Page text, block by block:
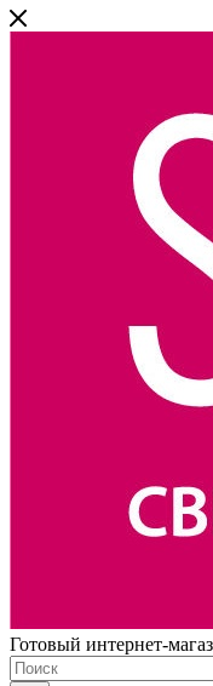
Готовый интернет-